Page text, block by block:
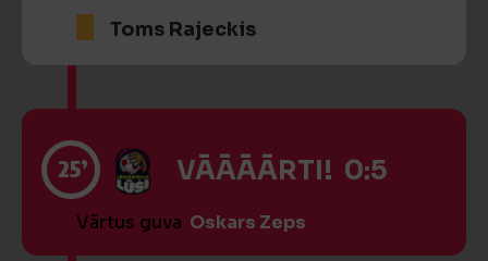
Toms Rajeckis
25’ VĀĀĀĀRTI! 0:5
Vārtus guva Oskars Zeps